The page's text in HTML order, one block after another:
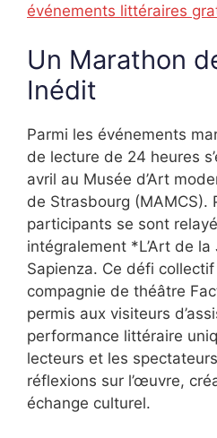
événements littéraires
Un Marathon
Inédit
Parmi les événements
de lecture de 24 heures
avril au Musée d’Art
de Strasbourg (MAMCS).
participants se sont
intégralement *L’Art de
Sapienza. Ce défi
compagnie de théâtre
permis aux visiteurs
performance littéraire
lecteurs et les
réflexions sur l’œuvre,
échange culturel.